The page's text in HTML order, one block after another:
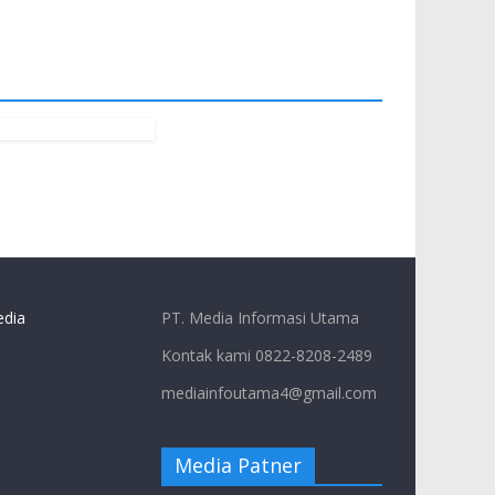
PT. Media Informasi Utama
Kontak kami 0822-8208-2489
mediainfoutama4@gmail.com
Media Patner